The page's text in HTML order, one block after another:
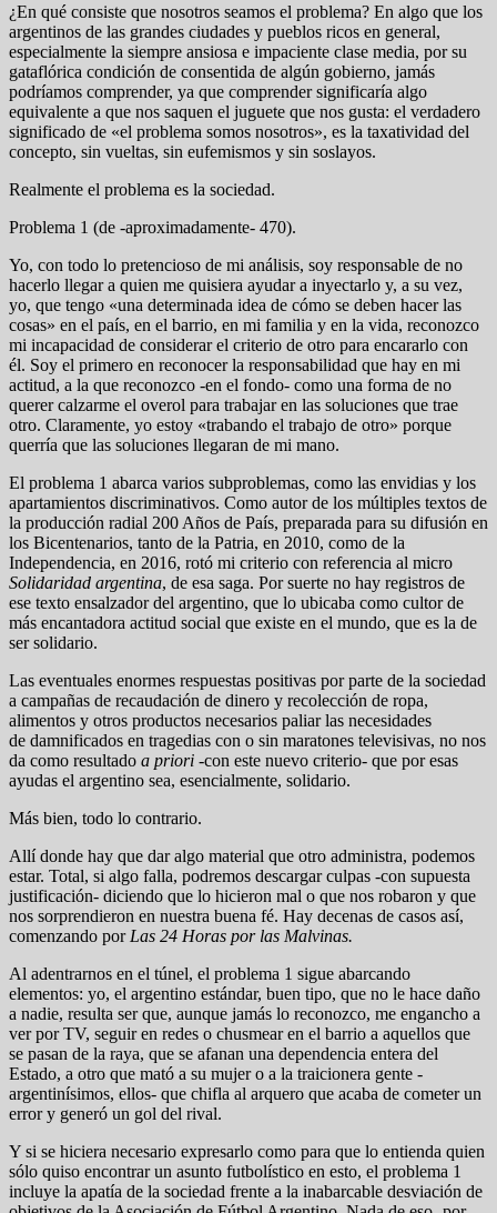
¿En qué consiste que nosotros seamos el problema? En algo que los
argentinos de las grandes ciudades y pueblos ricos en general,
especialmente la siempre ansiosa e impaciente clase media, por su
gataflórica condición de consentida de algún gobierno, jamás
podríamos comprender, ya que comprender significaría algo
equivalente a que nos saquen el juguete que nos gusta: el verdadero
significado de «el problema somos nosotros», es la taxatividad del
concepto, sin vueltas, sin eufemismos y sin soslayos.
Realmente el problema es la sociedad.
Problema 1 (de -aproximadamente- 470).
Yo, con todo lo pretencioso de mi análisis, soy responsable de no
hacerlo llegar a quien me quisiera ayudar a inyectarlo y, a su vez,
yo, que tengo «una determinada idea de cómo se deben hacer las
cosas» en el país, en el barrio, en mi familia y en la vida, reconozco
mi incapacidad de considerar el criterio de otro para encararlo con
él. Soy el primero en reconocer la responsabilidad que hay en mi
actitud, a la que reconozco -en el fondo- como una forma de no
querer calzarme el overol para trabajar en las soluciones que trae
otro. Claramente, yo estoy «trabando el trabajo de otro» porque
querría que las soluciones llegaran de mi mano.
El problema 1 abarca varios subproblemas, como las envidias y los
apartamientos discriminativos. Como autor de los múltiples textos de
la producción radial 200 Años de País, preparada para su difusión en
los Bicentenarios, tanto de la Patria, en 2010, como de la
Independencia, en 2016, rotó mi criterio con referencia al micro
Solidaridad argentina, de esa saga. Por suerte no hay registros de
ese texto ensalzador del argentino, que lo ubicaba como cultor de
más encantadora actitud social que existe en el mundo, que es la de
ser solidario.
Las eventuales enormes respuestas positivas por parte de la sociedad
a campañas de recaudación de dinero y recolección de ropa,
alimentos y otros productos necesarios paliar las necesidades
de damnificados en tragedias con o sin maratones televisivas, no nos
da como resultado a priori -con este nuevo criterio- que por esas
ayudas el argentino sea, esencialmente, solidario.
Más bien, todo lo contrario.
Allí donde hay que dar algo material que otro administra, podemos
estar. Total, si algo falla, podremos descargar culpas -con supuesta
justificación- diciendo que lo hicieron mal o que nos robaron y que
nos sorprendieron en nuestra buena fé. Hay decenas de casos así,
comenzando por Las 24 Horas por las Malvinas.
Al adentrarnos en el túnel, el problema 1 sigue abarcando
elementos: yo, el argentino estándar, buen tipo, que no le hace daño
a nadie, resulta ser que, aunque jamás lo reconozco, me engancho a
ver por TV, seguir en redes o chusmear en el barrio a aquellos que
se pasan de la raya, que se afanan una dependencia entera del
Estado, a otro que mató a su mujer o a la traicionera gente -
argentinísimos, ellos- que chifla al arquero que acaba de cometer un
error y generó un gol del rival.
Y si se hiciera necesario expresarlo como para que lo entienda quien
sólo quiso encontrar un asunto futbolístico en esto, el problema 1
incluye la apatía de la sociedad frente a la inabarcable desviación de